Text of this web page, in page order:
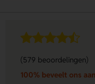
(579 beoordelingen)
100% beveelt ons